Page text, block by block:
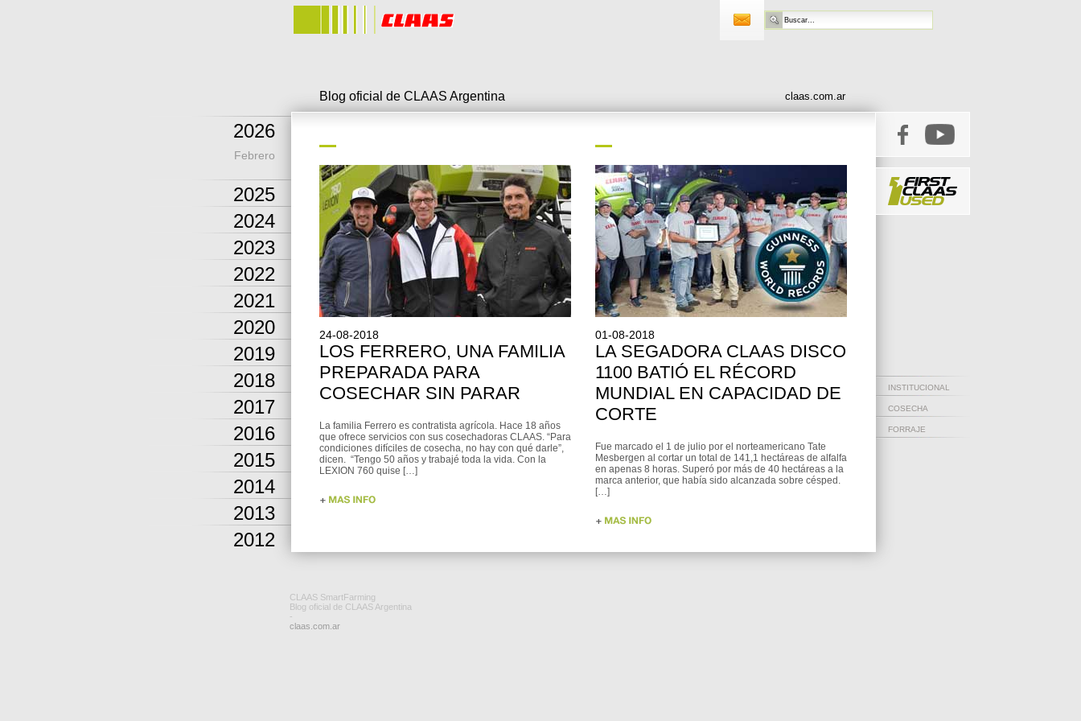
2026
Febrero
2025
2024
2023
2022
2021
2020
2019
2018
2017
2016
2015
2014
2013
2012
Blog oficial de CLAAS Argentina claas.com.ar
24-08-2018
LOS FERRERO, UNA FAMILIA
PREPARADA PARA
COSECHAR SIN PARAR
La familia Ferrero es contratista agrícola. Hace 18 años
que ofrece servicios con sus cosechadoras CLAAS. “Para
condiciones difíciles de cosecha, no hay con qué darle”,
dicen. “Tengo 50 años y trabajé toda la vida. Con la
LEXION 760 quise […]
01-08-2018
LA SEGADORA CLAAS DISCO
1100 BATIÓ EL RÉCORD
MUNDIAL EN CAPACIDAD DE
CORTE
Fue marcado el 1 de julio por el norteamericano Tate
Mesbergen al cortar un total de 141,1 hectáreas de alfalfa
en apenas 8 horas. Superó por más de 40 hectáreas a la
marca anterior, que había sido alcanzada sobre césped.
[…]
INSTITUCIONAL
COSECHA
FORRAJE
CLAAS SmartFarming
Blog oficial de CLAAS Argentina
-
claas.com.ar